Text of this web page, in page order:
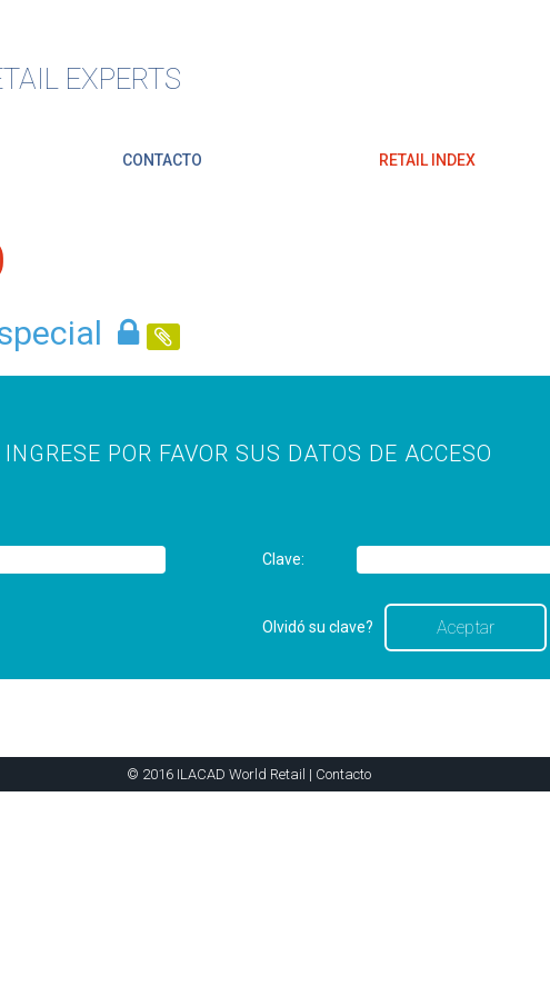
EXPERTS
CONTACTO RETAIL INDEX
INGRESE POR FAVOR SUS DATOS DE ACCESO
Clave:
Olvidó su clave?
© 2016 ILACAD World Retail | Contacto